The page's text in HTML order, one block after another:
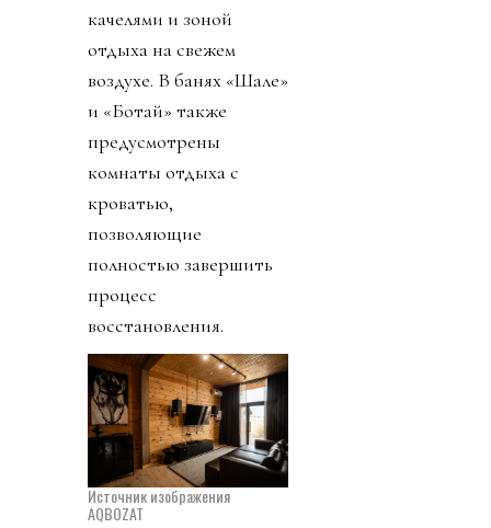
качелями и зоной
отдыха на свежем
воздухе. В банях «Шале»
и «Ботай» также
предусмотрены
комнаты отдыха с
кроватью,
позволяющие
полностью завершить
процесс
восстановления.
Источник изображения
AQBOZAT